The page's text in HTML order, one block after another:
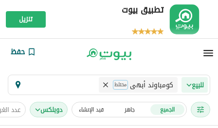
تطبيق بيوت
تنزيل
حفظ
للبيع كومباوند أبهى مختلط
الجميع جاهز قيد الإنشاء دوبلكس عدد